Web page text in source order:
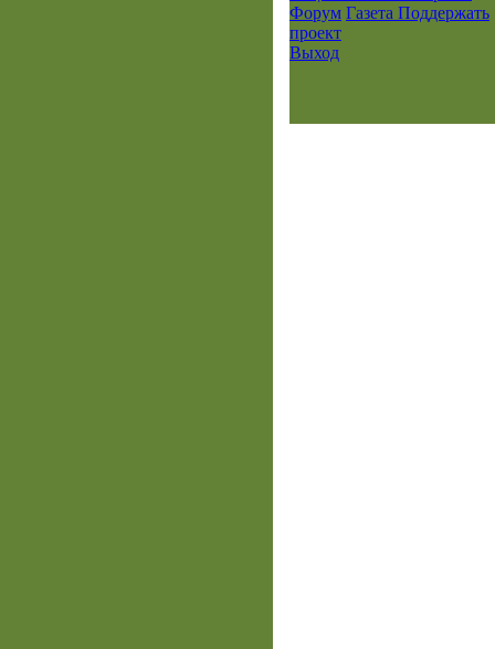
Форум Газета Поддержать
проект
Выход